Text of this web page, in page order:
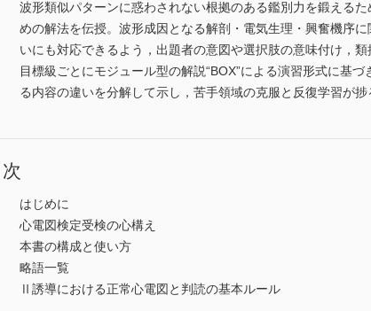
波形類似パターンに惑わされない根拠のある鑑別力を鍛える
めの解法を伝授。波形成因となる解剖・電気生理・興奮機序
いにも対応できるよう，出題者の意図や選択肢の意味付け，
目標級ごとにモジュール型の解説“BOX”による演習形式に基
る内容の違いを分解して示し，苦手領域の克服と反復学習が捗
はじめに
心電図検定受検の心構え
本書の構成と使い方
略語一覧
Ⅱ誘導における正常心電図と判読の基本ルール